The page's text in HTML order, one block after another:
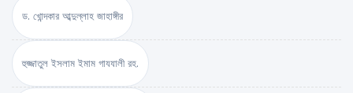
ড. খোন্দকার আব্দুল্লাহ জাহাঙ্গীর
হুজ্জাতুল ইসলাম ইমাম গাযযালী রহ.